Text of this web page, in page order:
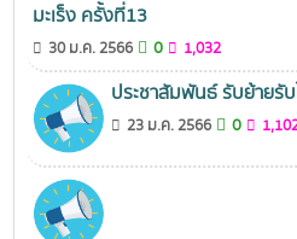
มะเร็ง ครั้งที่13
30 ม.ค. 2566 0 1,032
ประชาสัมพันธ์ รับย้ายรั
23 ม.ค. 2566 0